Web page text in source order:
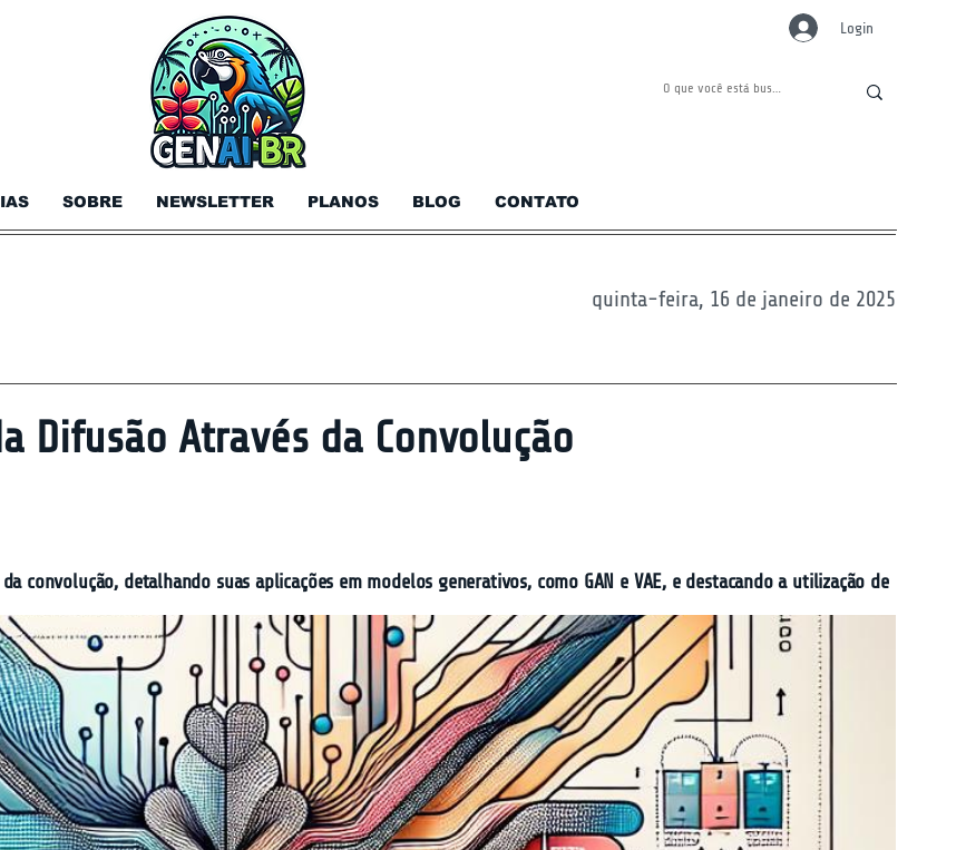
SOBRE NEWSLETTER PLANOS BLOG CONTATO
Login
quinta-feira, 16 de janeiro de 2025
Difusão Através da Convolução
convolução, detalhando suas aplicações em modelos generativos, como GAN e VAE, e destacando a utilização de